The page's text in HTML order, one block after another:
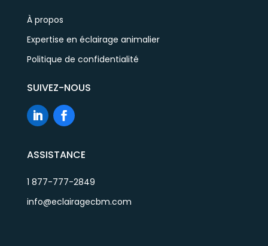
À propos
Expertise en éclairage animalier
Politique de confidentialité
SUIVEZ-NOUS
ASSISTANCE
1 877-777-2849
info@eclairagecbm.com